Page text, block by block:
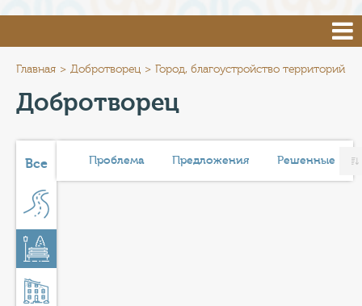
ПРЕСС-ЦЕНТР
ТУРИСТАМ
ТАРИФЫ
ГЕРОИ Z
КАТАЛОГ УСЛУГ
Главная Добротворец Город, благоустройство территорий
Добротворец
Все Проблема Предложения Решенные